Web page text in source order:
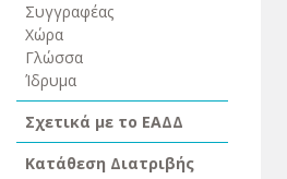
Συγγραφέας
Χώρα
Γλώσσα
Ίδρυμα
Σχετικά με το ΕΑΔΔ
Κατάθεση Διατριβής